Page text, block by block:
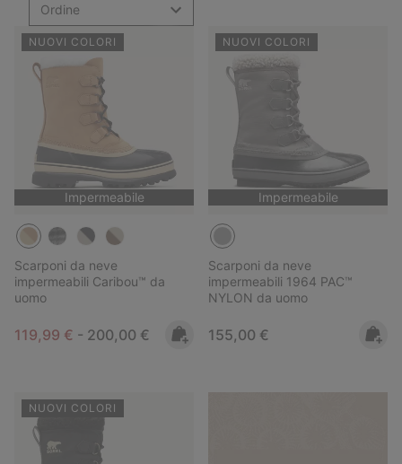
Ordine
NUOVI COLORI
Impermeabile
Scarponi da neve
impermeabili Caribou™ da
uomo
Minimum sale price:
119,99 € - Maximum price:
200,00 €
NUOVI COLORI
Impermeabile
Scarponi da neve
impermeabili 1964 PAC™
NYLON da uomo
Regular price:
155,00 €
NUOVI COLORI